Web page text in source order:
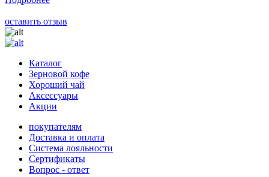
оставить отзыв
Каталог
Зерновой кофе
Хороший чай
Аксессуары
Акции
покупателям
Доставка и оплата
Система лояльности
Сертификаты
Вопрос - ответ